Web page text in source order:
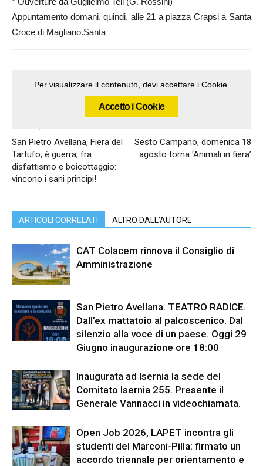
Appuntamento domani, quindi, alle 21 a piazza Crapsi a Santa
Croce di Magliano.Santa
Per visualizzare il contenuto, devi accettare i Cookie.
Accetto i Cookie
San Pietro Avellana, Fiera del
Tartufo, è guerra, fra
disfattismo e boicottaggio:
vincono i sani principi!
Sesto Campano, domenica 18
agosto torna ‘Animali in fiera’
ARTICOLI CORRELATI ALTRO DALL'AUTORE
CAT Colacem rinnova il Consiglio di
Amministrazione
San Pietro Avellana. TEATRO RADICE.
Dall’ex mattatoio al palcoscenico. Dal
silenzio alla voce di un paese. Oggi 29
Giugno inaugurazione ore 18:00
Inaugurata ad Isernia la sede del
Comitato Isernia 255. Presente il
Generale Vannacci in videochiamata.
Open Job 2026, LAPET incontra gli
studenti del Marconi-Pilla: firmato un
accordo triennale per orientamento e